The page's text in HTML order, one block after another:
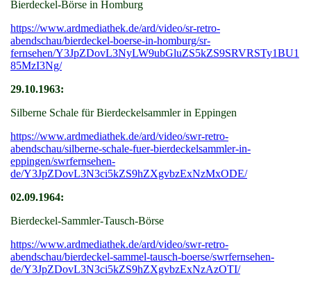
Bierdeckel-Börse in Homburg
https://www.ardmediathek.de/ard/video/sr-retro-
abendschau/bierdeckel-boerse-in-homburg/sr-
fernsehen/Y3JpZDovL3NyLW9ubGluZS5kZS9SRVRSTy1BU1
85MzI3Ng/
29.10.1963:
Silberne Schale für Bierdeckelsammler in Eppingen
https://www.ardmediathek.de/ard/video/swr-retro-
abendschau/silberne-schale-fuer-bierdeckelsammler-in-
eppingen/swrfernsehen-
de/Y3JpZDovL3N3ci5kZS9hZXgvbzExNzMxODE/
02.09.1964:
Bierdeckel-Sammler-Tausch-Börse
https://www.ardmediathek.de/ard/video/swr-retro-
abendschau/bierdeckel-sammel-tausch-boerse/swrfernsehen-
de/Y3JpZDovL3N3ci5kZS9hZXgvbzExNzAzOTI/